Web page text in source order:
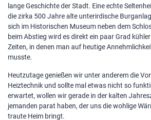
lange Geschichte der Stadt. Eine echte
die zirka 500 Jahre alte unterirdische
sich im Historischen Museum neben dem
beim Abstieg wird es direkt ein paar Grad
Zeiten, in denen man auf heutige
musste.
Heutzutage genießen wir unter anderem die
Heiztechnik und sollte mal etwas nicht so
erwartet, wollen wir gerade in der kalten
jemanden parat haben, der uns die wohlige
traute Heim bringt.